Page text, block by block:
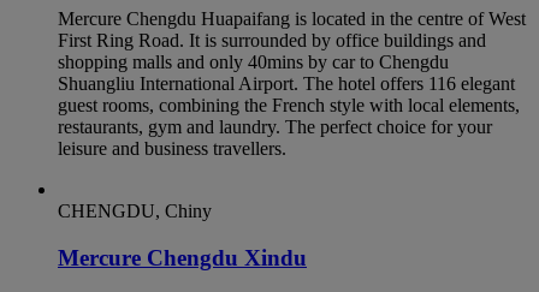
Mercure Chengdu Huapaifang is located in the centre of West
First Ring Road. It is surrounded by office buildings and
shopping malls and only 40mins by car to Chengdu
Shuangliu International Airport. The hotel offers 116 elegant
guest rooms, combining the French style with local elements,
restaurants, gym and laundry. The perfect choice for your
leisure and business travellers.
CHENGDU, Chiny
Mercure Chengdu Xindu